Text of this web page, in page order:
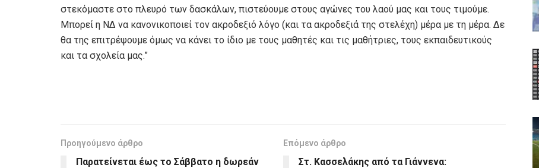
στεκόμαστε στο πλευρό των δασκάλων, πιστεύουμε στους αγώνες του λαού μας και τους τιμούμε.
Μπορεί η ΝΔ να κανονικοποιεί τον ακροδεξιό λόγο (και τα ακροδεξιά της στελέχη) μέρα με τη μέρα. Δε
θα της επιτρέψουμε όμως να κάνει το ίδιο με τους μαθητές και τις μαθήτριες, τους εκπαιδευτικούς
και τα σχολεία μας.”
Προηγούμενο άρθρο
Παρατείνεται έως το Σάββατο η δωρεάν
Επόμενο άρθρο
Στ. Κασσελάκης από τα Γιάννενα: